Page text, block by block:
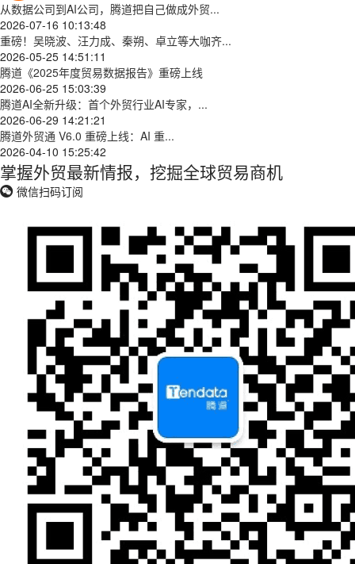
从数据公司到AI公司，腾道把自己做成外贸...
2026-07-16 10:13:48
重磅！吴晓波、汪力成、秦朔、卓立等大咖齐...
2026-05-25 14:51:11
腾道《2025年度贸易数据报告》重磅上线
2026-06-25 15:03:39
腾道AI全新升级：首个外贸行业AI专家，...
2026-06-29 14:21:21
腾道外贸通 V6.0 重磅上线：AI 重...
2026-04-10 15:25:42
掌握外贸最新情报，挖掘全球贸易商机
微信扫码订阅